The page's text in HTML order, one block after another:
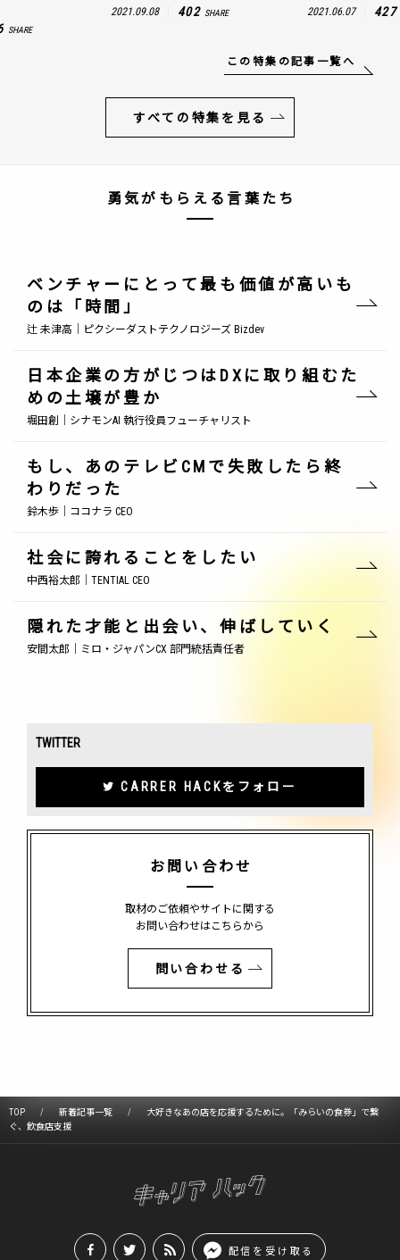
SHARE
2021.09.08 402 SHARE 2021.06.07 427
この特集の記事一覧へ
すべての特集を見る
勇気がもらえる言葉たち
ベンチャーにとって最も価値が高いも
のは「時間」
辻 未津高｜ピクシーダストテクノロジーズ Bizdev
日本企業の方がじつはDXに取り組むた
めの土壌が豊か
堀田創｜シナモンAI 執行役員フューチャリスト
もし、あのテレビCMで失敗したら終
わりだった
鈴木歩｜ココナラ CEO
社会に誇れることをしたい
中西裕太郎｜TENTIAL CEO
隠れた才能と出会い、伸ばしていく
安間太郎｜ミロ・ジャパンCX 部門統括責任者
TWITTER
CARRER HACKをフォロー
お問い合わせ
取材のご依頼やサイトに関する
お問い合わせはこちらから
問い合わせる
TOP 新着記事一覧
大好きなあの店を応援するために。「みらいの食券」で繋
ぐ、飲食店支援
配信を受け取る